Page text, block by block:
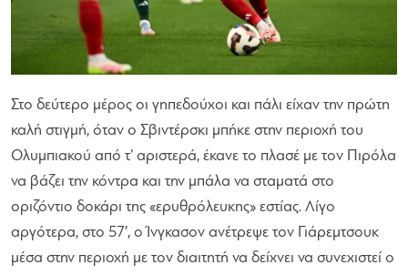
Στο δεύτερο μέρος οι γηπεδούχοι και πάλι είχαν την πρώτη
καλή στιγμή, όταν ο Σβιντέρσκι μπήκε στην περιοχή του
Ολυμπιακού από τ’ αριστερά, έκανε το πλασέ με τον Πιρόλα
να βάζει την κόντρα και την μπάλα να σταματά στο
οριζόντιο δοκάρι της «ερυθρόλευκης» εστίας. Λίγο
αργότερα, στο 57′, ο Ίνγκασον ανέτρεψε τον Γιάρεμτσουκ
μέσα στην περιοχή με τον διαιτητή να δείχνει να συνεχιστεί ο